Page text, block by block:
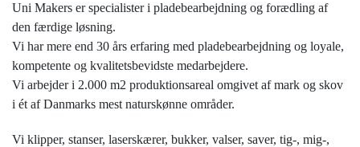
Uni Makers er specialister i pladebearbejdning og forædling af
den færdige løsning.
Vi har mere end 30 års erfaring med pladebearbejdning og loyale,
kompetente og kvalitetsbevidste medarbejdere.
Vi arbejder i 2.000 m2 produktionsareal omgivet af mark og skov
i ét af Danmarks mest naturskønne områder.
Vi klipper, stanser, laserskærer, bukker, valser, saver, tig-, mig-,